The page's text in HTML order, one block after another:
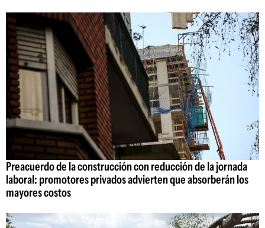
Preacuerdo de la construcción con reducción de la jornada
laboral: promotores privados advierten que absorberán los
mayores costos